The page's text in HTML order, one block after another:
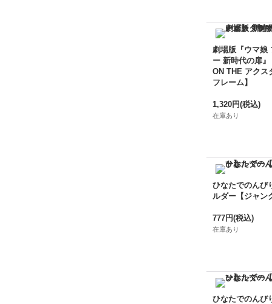
劇場版『ウマ娘
ー 新時代の扉』
ON THE アクス
フレーム】
1,320円(税込)
在庫あり
ひなたでのんび
ルダー【ジャン
777円(税込)
在庫あり
ひなたでのんび